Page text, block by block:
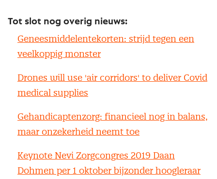
Tot slot nog overig nieuws:
Geneesmiddelentekorten: strijd tegen een
veelkoppig monster
Drones will use 'air corridors' to deliver Covid
medical supplies
Gehandicaptenzorg: financieel nog in balans,
maar onzekerheid neemt toe
Keynote Nevi Zorgcongres 2019 Daan
Dohmen per 1 oktober bijzonder hoogleraar